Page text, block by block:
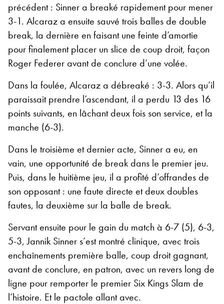
précédent : Sinner a breaké rapidement pour mener
3-1. Alcaraz a ensuite sauvé trois balles de double
break, la dernière en faisant une feinte d’amortie
pour finalement placer un slice de coup droit, façon
Roger Federer avant de conclure d’une volée.
Dans la foulée, Alcaraz a débreaké : 3-3. Alors qu’il
paraissait prendre l’ascendant, il a perdu 13 des 16
points suivants, en lâchant deux fois son service, et la
manche (6-3).
Dans le troisième et dernier acte, Sinner a eu, en
vain, une opportunité de break dans le premier jeu.
Puis, dans le huitième jeu, il a profité d’offrandes de
son opposant : une faute directe et deux doubles
fautes, la deuxième sur la balle de break.
Servant ensuite pour le gain du match à 6-7 (5), 6-3,
5-3, Jannik Sinner s’est montré clinique, avec trois
enchaînements première balle, coup droit gagnant,
avant de conclure, en patron, avec un revers long de
ligne pour remporter le premier Six Kings Slam de
l’histoire. Et le pactole allant avec.